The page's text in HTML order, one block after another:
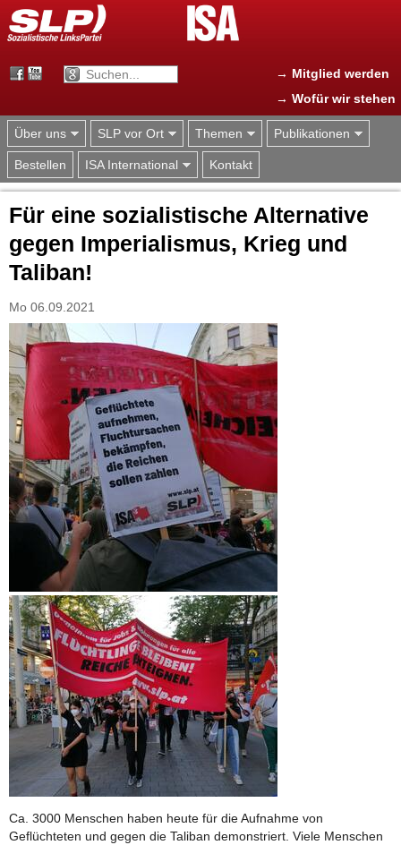
Jump to navigation
→ Mitglied werden
→ Wofür wir stehen
Über uns SLP vor Ort Themen Publikationen
Bestellen ISA International Kontakt
Für eine sozialistische Alternative
gegen Imperialismus, Krieg und
Taliban!
Mo 06.09.2021
Ca. 3000 Menschen haben heute für die Aufnahme von
Geflüchteten und gegen die Taliban demonstriert. Viele Menschen